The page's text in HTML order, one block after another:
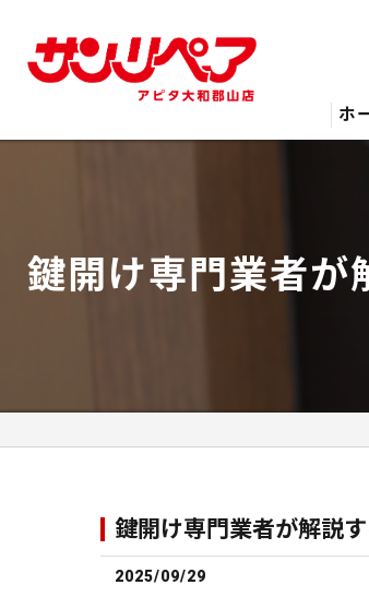
ホ
鍵開け専門業者が
鍵開け専門業者が解説
2025/09/29